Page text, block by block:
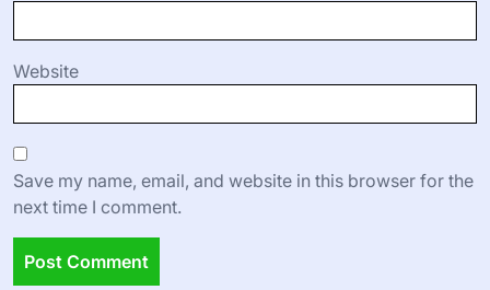
Website
Save my name, email, and website in this browser for the
next time I comment.